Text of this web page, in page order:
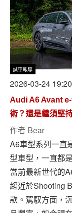
試車報導
2026-03-24
Audi A6 Avant
術？還是繼須堅
作者 Bear
A6車型系列一直
型車型，一直都
當前最新世代的
趨近於Shooting
款。駕馭方面，